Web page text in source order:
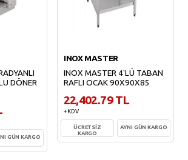
DÖNER
GÜN KARGO
INOX MASTER
INOX MASTER 4'LÜ TABAN
RAFLI OCAK 90X90X85
22,402.79 TL
+ KDV
ÜCRETSİZ
KARGO
AYNI GÜN KARGO